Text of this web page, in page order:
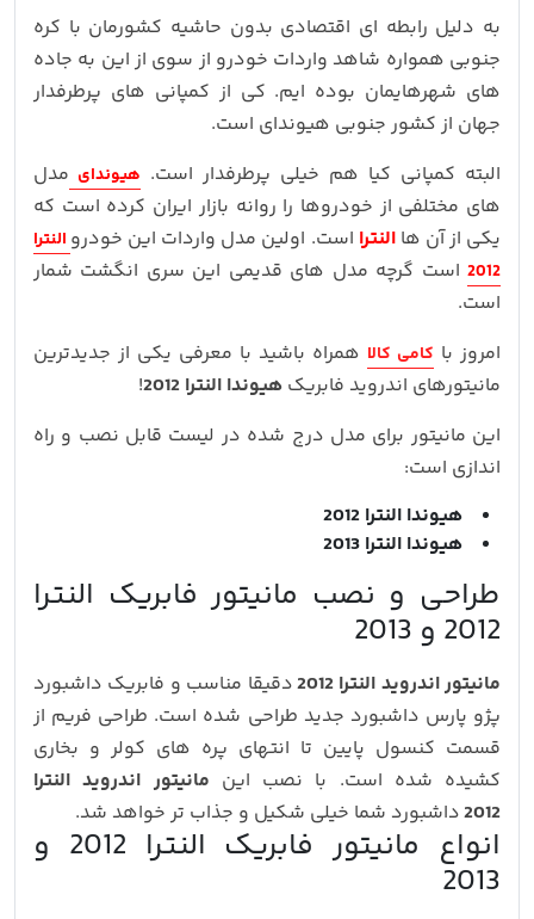
به دلیل رابطه ای اقتصادی بدون حاشیه کشورمان با کره
جنوبی همواره شاهد واردات خودرو از سوی از این به جاده
های شهرهایمان بوده ایم. کی از کمپانی های پرطرفدار
جهان از کشور جنوبی هیوندای است.
البته کمپانی کیا هم خیلی پرطرفدار است. هیوندای مدل
های مختلفی از خودروها را روانه بازار ایران کرده است که
یکی از آن هاالنترا است. اولین مدل واردات این خودرو النترا
2012 است گرچه مدل های قدیمی این سری انگشت شمار
است.
امروز با کامی کالا همراه باشید با معرفی یکی از جدیدترین
مانیتورهای اندروید فابریک هیوندا النترا 2012
!
این مانیتور برای مدل درج شده در لیست قابل نصب و راه
اندازی است:
هیوندا النترا 2012
هیوندا النترا 2013
طراحی و نصب مانیتور فابریک النترا
2012 و 2013
مانیتور اندروید النترا 2012
دقیقا مناسب و فابریک داشبورد
پژو پارس داشبورد جدید طراحی شده است. طراحی فریم از
قسمت کنسول پایین تا انتهای پره های کولر و بخاری
کشیده شده است. با نصب این مانیتور اندروید النترا
2012داشبورد شما خیلی شکیل و جذاب تر خواهد شد.
انواع مانیتور فابریک النترا 2012 و
2013